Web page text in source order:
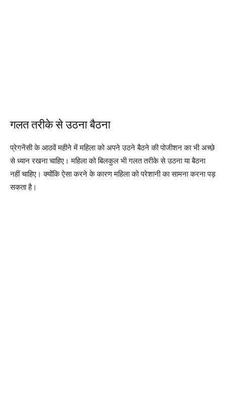
गलत तरीके से उठना बैठना
प्रेगनेंसी के आठवें महीने में महिला को अपने उठने बैठने की पोजीशन का भी अच्छे
से ध्यान रखना चाहिए। महिला को बिलकुल भी गलत तरीके से उठना या बैठना
नहीं चाहिए। क्योंकि ऐसा करने के कारण महिला को परेशानी का सामना करना पड़
सकता है।